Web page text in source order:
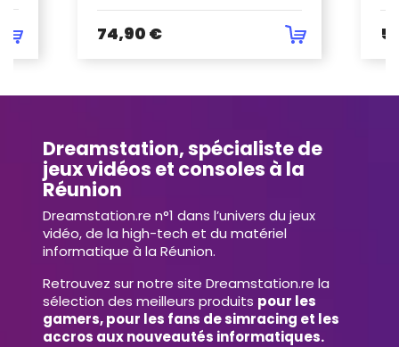
74,90 €
Dreamstation, spécialiste de
jeux vidéos et consoles à la
Réunion
Dreamstation.re n°1 dans l’univers du jeux
vidéo, de la high-tech et du matériel
informatique à la Réunion.
Retrouvez sur notre site Dreamstation.re la
sélection des meilleurs produits pour les
gamers, pour les fans de simracing et les
accros aux nouveautés informatiques.